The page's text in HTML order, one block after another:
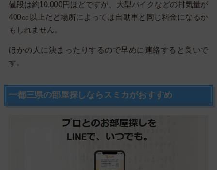
値段は約10,000円ほどですが、大型バイクなどの排気量が
400㏄以上だと場所によっては自動車と同じ料金になるか
もしれません。
ほかの人に決まったりするので早めに連絡すると良いで
す。
一都三県の部屋探しならスミカがおすすめ